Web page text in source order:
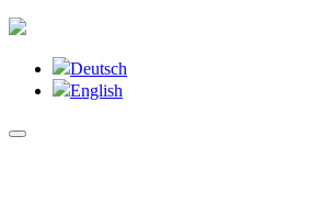
Deutsch
English